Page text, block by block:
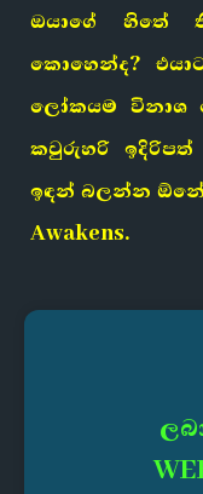
ඔයාගේ හිතේ
කොහෙන්ද?
ලෝකයම
කවුරුහරි ඉදිරිපත්
ඉඳන් බලන්න ඕනේ
Awakens.